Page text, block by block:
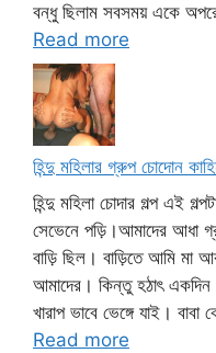
বন্ধু ছিলাম সবসময় একে
Read more
হিন্দু মহিলার গ্রুপ চোদোন
হিন্দু মহিলা চোদার গল্প এই
সেভেনে পড়ি।আমাদের আধা
বাড়ি ছিল। বাড়িতে আমি মা
আমাদের। কিন্তু হঠাৎ একদিন
খারাপ ভাবে ভেঙ্গে যাই।
Read more